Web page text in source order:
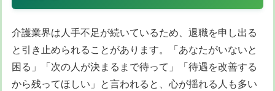
介護業界は人手不足が続いているため、退職を申し出る
と引き止められることがあります。「あなたがいないと
困る」「次の人が決まるまで待って」「待遇を改善する
から残ってほしい」と言われると、心が揺れる人も多い